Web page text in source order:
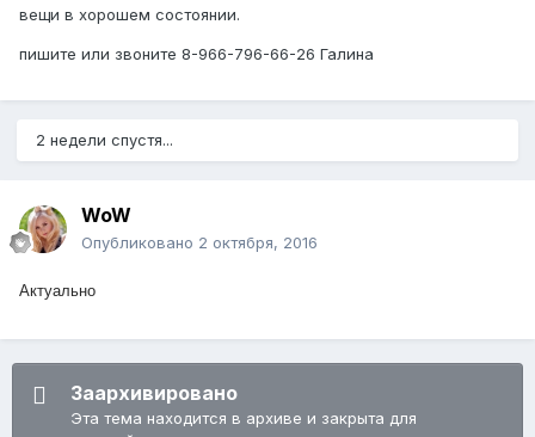
вещи в хорошем состоянии.
пишите или звоните 8-966-796-66-26 Галина
2 недели спустя...
WoW
Опубликовано 2 октября, 2016
Актуально
Заархивировано
Эта тема находится в архиве и закрыта для